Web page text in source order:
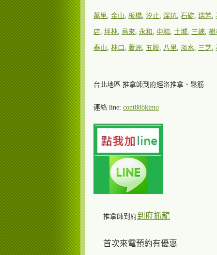
萬里, 金山, 板橋, 汐止, 深坑, 石碇, 瑞芳,
店, 坪林, 烏來, 永和 , 中和 , 土城, 三峽, 樹
泰山, 林口 , 蘆洲 , 五股, 八里, 淡水, 三芝,
台北地區 推拿師到府經洛推拿、鬆筋
連絡 line: cont888kimo
推拿師到府到府抓龍
首次來電預約有優惠